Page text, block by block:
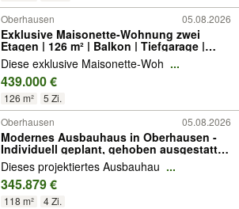
Oberhausen 05.08.2026
Exklusive Maisonette-Wohnung zwei
Etagen | 126 m² | Balkon | Tiefgarage |
Naturnah in Königshardt
Diese exklusive Maisonette-Woh ...
439.000 €
126 m² 5 Zi.
Oberhausen 05.08.2026
Modernes Ausbauhaus in Oberhausen -
Individuell geplant, gehoben ausgestattet
und nachhaltig beheizt
Dieses projektiertes Ausbauhau ...
345.879 €
118 m² 4 Zi.